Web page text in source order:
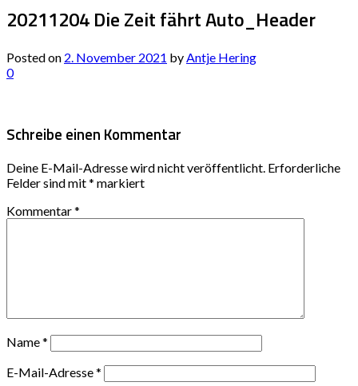
20211204 Die Zeit fährt Auto_Header
Posted on 2. November 2021 byAntje Hering
0
Schreibe einen Kommentar
Deine E-Mail-Adresse wird nicht veröffentlicht. Erforderliche
Felder sind mit* markiert
Kommentar*
Name*
E-Mail-Adresse*